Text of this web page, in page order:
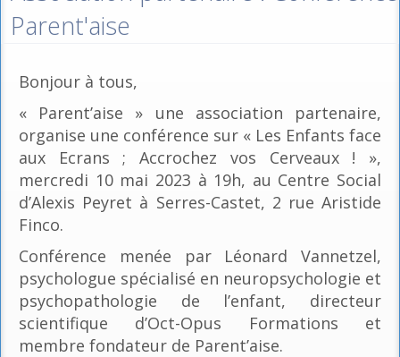
Parent'aise
Bonjour à tous,
« Parent’aise » une association partenaire,
organise une conférence sur « Les Enfants face
aux Ecrans ; Accrochez vos Cerveaux ! »,
mercredi 10 mai 2023 à 19h, au Centre Social
d’Alexis Peyret à Serres-Castet, 2 rue Aristide
Finco.
Conférence menée par Léonard Vannetzel,
psychologue spécialisé en neuropsychologie et
psychopathologie de l’enfant, directeur
scientifique d’Oct-Opus Formations et
membre fondateur de Parent’aise.